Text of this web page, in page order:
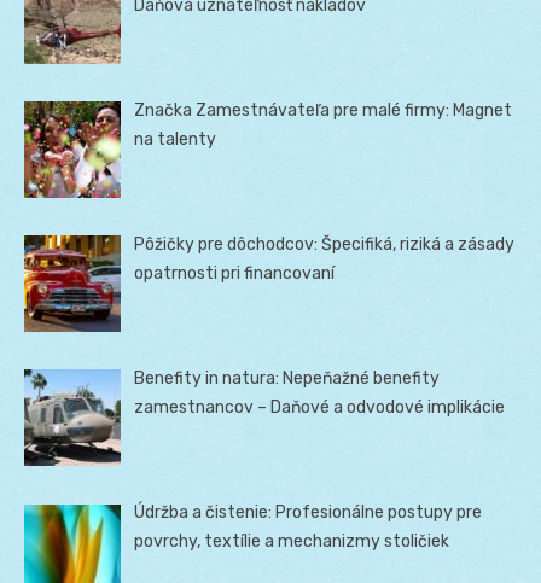
Daňová uznateľnosť nákladov
Značka Zamestnávateľa pre malé firmy: Magnet
na talenty
Pôžičky pre dôchodcov: Špecifiká, riziká a zásady
opatrnosti pri financovaní
Benefity in natura: Nepeňažné benefity
zamestnancov – Daňové a odvodové implikácie
Údržba a čistenie: Profesionálne postupy pre
povrchy, textílie a mechanizmy stoličiek